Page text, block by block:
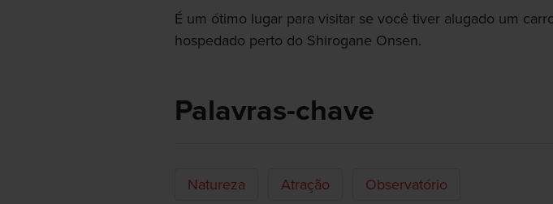
É um ótimo lugar para visitar se você tiver alugado um
hospedado perto do Shirogane Onsen.
Palavras-chave
Natureza Atração Observatório